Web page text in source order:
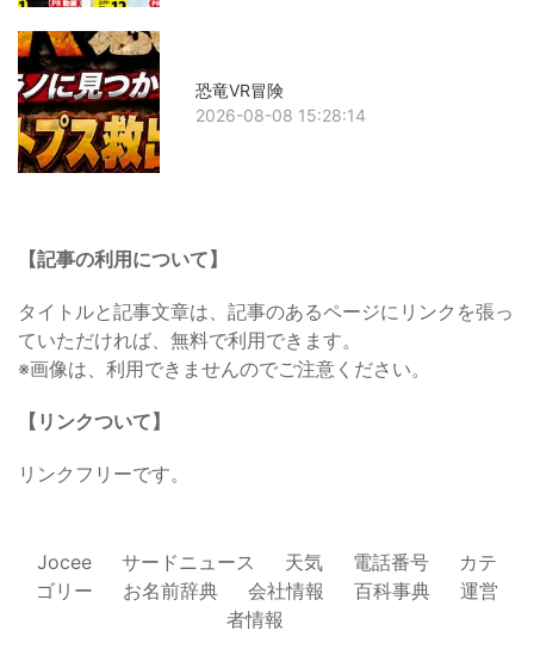
恐竜VR冒険
2026-08-08 15:28:14
【記事の利用について】
タイトルと記事文章は、記事のあるページにリンクを張っ
ていただければ、無料で利用できます。
※画像は、利用できませんのでご注意ください。
【リンクついて】
リンクフリーです。
Jocee サードニュース 天気 電話番号
カテ
ゴリー
お名前辞典 会社情報 百科事典
運営
者情報